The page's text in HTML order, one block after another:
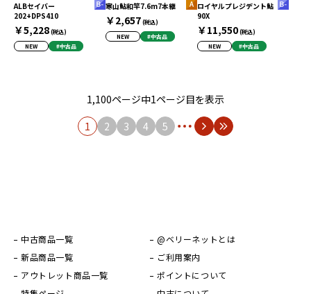
ALBセイバー
202+DPS410
￥5,228(税込)
NEW
#中古品
寒山鮎和竿7.6m7本継
￥2,657(税込)
NEW
#中古品
ロイヤルプレジデント鮎
90X
￥11,550(税込)
NEW
#中古品
1,100ページ中1ページ目を表示
1
2 3 4 5
中古商品一覧
新品商品一覧
アウトレット商品一覧
@ベリーネットとは
ご利用案内
ポイントについて